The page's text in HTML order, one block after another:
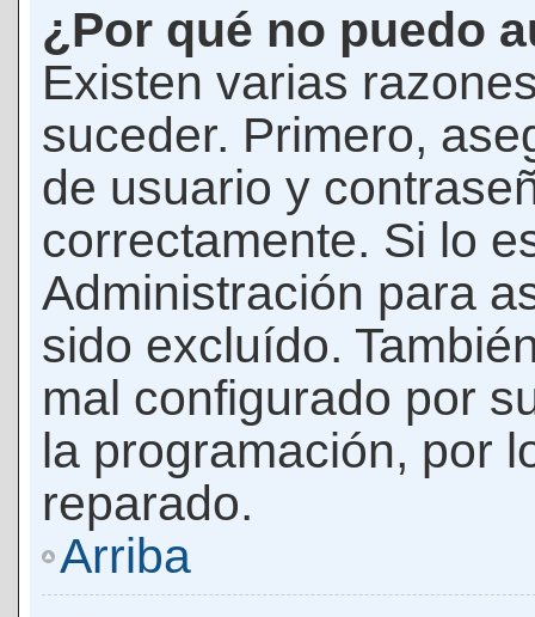
¿Por qué no puedo
Existen varias
suceder. Primero,
de usuario y
correctamente. Si lo
Administración para
sido excluído.
mal configurado por
la programación, por
reparado.
Arriba